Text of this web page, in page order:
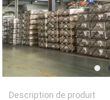
DU
SITE
POLITIQUE
Description de produit